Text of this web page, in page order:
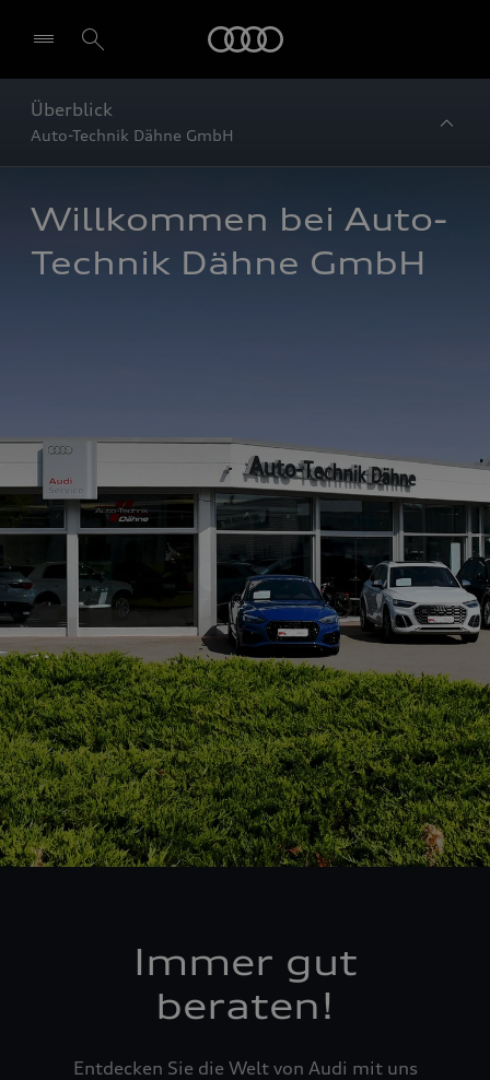
Überblick
Auto-Technik Dähne GmbH
Willkommen bei Auto-
Technik Dähne GmbH
Immer gut
beraten!
Entdecken Sie die Welt von Audi mit uns